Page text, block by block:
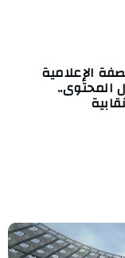
الإعلامية
المحتوى..